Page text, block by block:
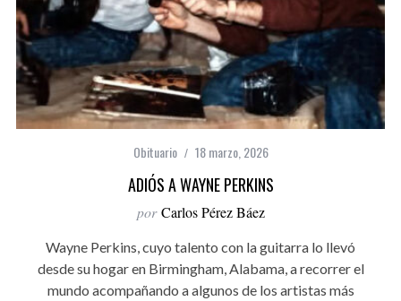
Obituario 18 marzo, 2026
ADIÓS A WAYNE PERKINS
por Carlos Pérez Báez
Wayne Perkins, cuyo talento con la guitarra lo llevó
desde su hogar en Birmingham, Alabama, a recorrer el
mundo acompañando a algunos de los artistas más